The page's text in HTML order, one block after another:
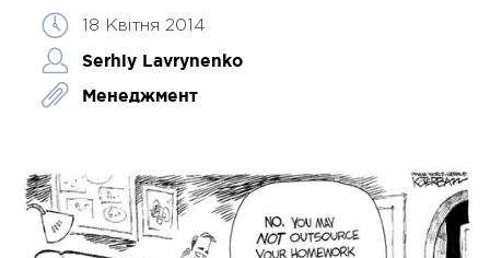
18 Квітня 2014
Serhiy Lavrynenko
Менеджмент